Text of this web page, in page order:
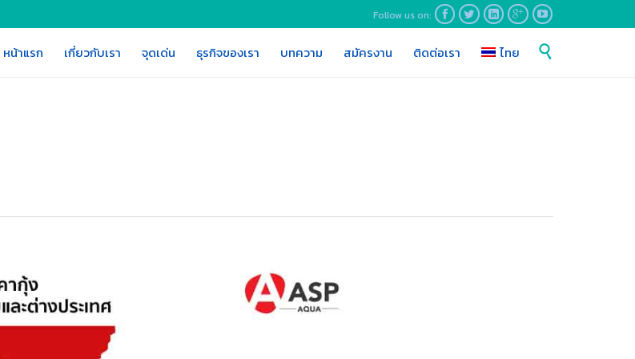
Follow us on:     
Skip
to
หน้าแรก เกี่ยวกับเรา จุดเด่น ธุรกิจของเรา บทความ สมัครงาน ติดต่อเรา ไทย 